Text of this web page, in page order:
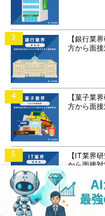
3
【銀行業
方から面接
4
【菓子業
方から面接
5
【IT業界
から面接対